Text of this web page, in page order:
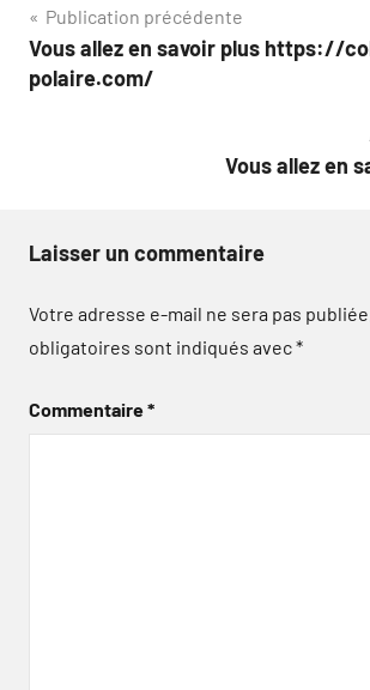
Navigation
de
Publication précédente
Vous allez en savoir plus https://
polaire.com/
Vous allez en
Laisser un commentaire
Votre adresse e-mail ne sera pas publiée.
obligatoires sont indiqués avec*
Commentaire*